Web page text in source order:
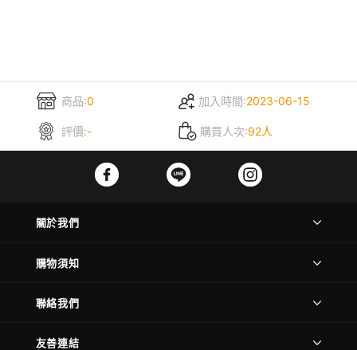
商品:0 加入時間:2023-06-15
評價:- 購買人次:92人
關於我們
購物須知
聯絡我們
友善連結